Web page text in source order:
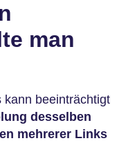
man
kann beeinträchtigt
desselben
mehrerer Links